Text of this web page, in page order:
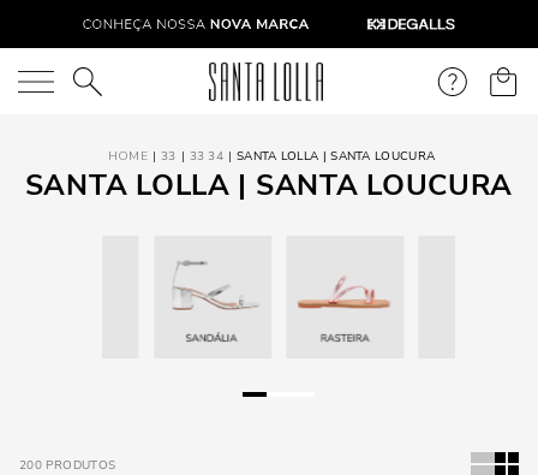
O que você está procurando?
33 33 34 SANTA LOLLA | SANTA LOUCURA
SANTA LOLLA | SANTA LOUCURA
200 PRODUTOS